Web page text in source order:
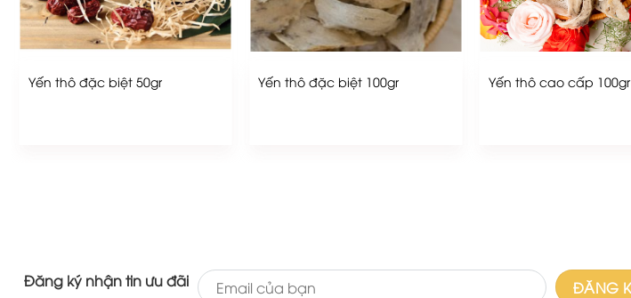
Yến thô đặc biệt 50gr Yến thô đặc biệt 100gr Yến thô cao cấp 100gr
Đăng ký nhận tin ưu đãi